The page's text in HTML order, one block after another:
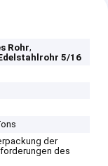
Rohr,
5/16
der
des